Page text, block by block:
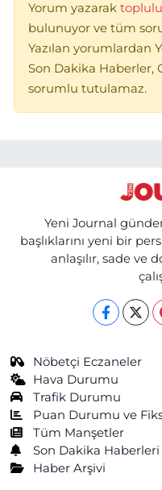
Yorum yazarak
bulunuyor ve tüm
Yazılan yorumlardan
Son Dakika Haberler,
sorumlu tutulamaz.
Yeni Journal
başlıklarını yeni bir
anlaşılır, sade ve
Nöbetçi Eczaneler
Hava Durumu
Trafik Durumu
Puan Durumu ve
Tüm Manşetler
Son Dakika Haberleri
Haber Arşivi